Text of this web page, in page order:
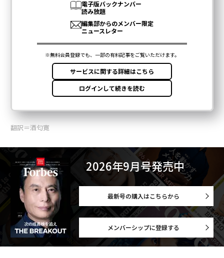
翻訳＝酒匂寛
2026年9月号発売中
最新号の購入はこちらから
メンバーシップに登録する